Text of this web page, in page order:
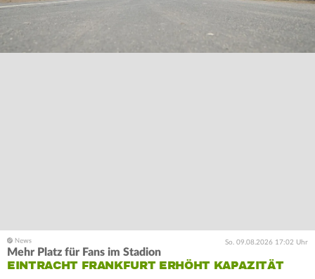
So. 09.08.2026 17:02 Uhr
Mehr Platz für Fans im Stadion
EINTRACHT FRANKFURT ERHÖHT KAPAZITÄT